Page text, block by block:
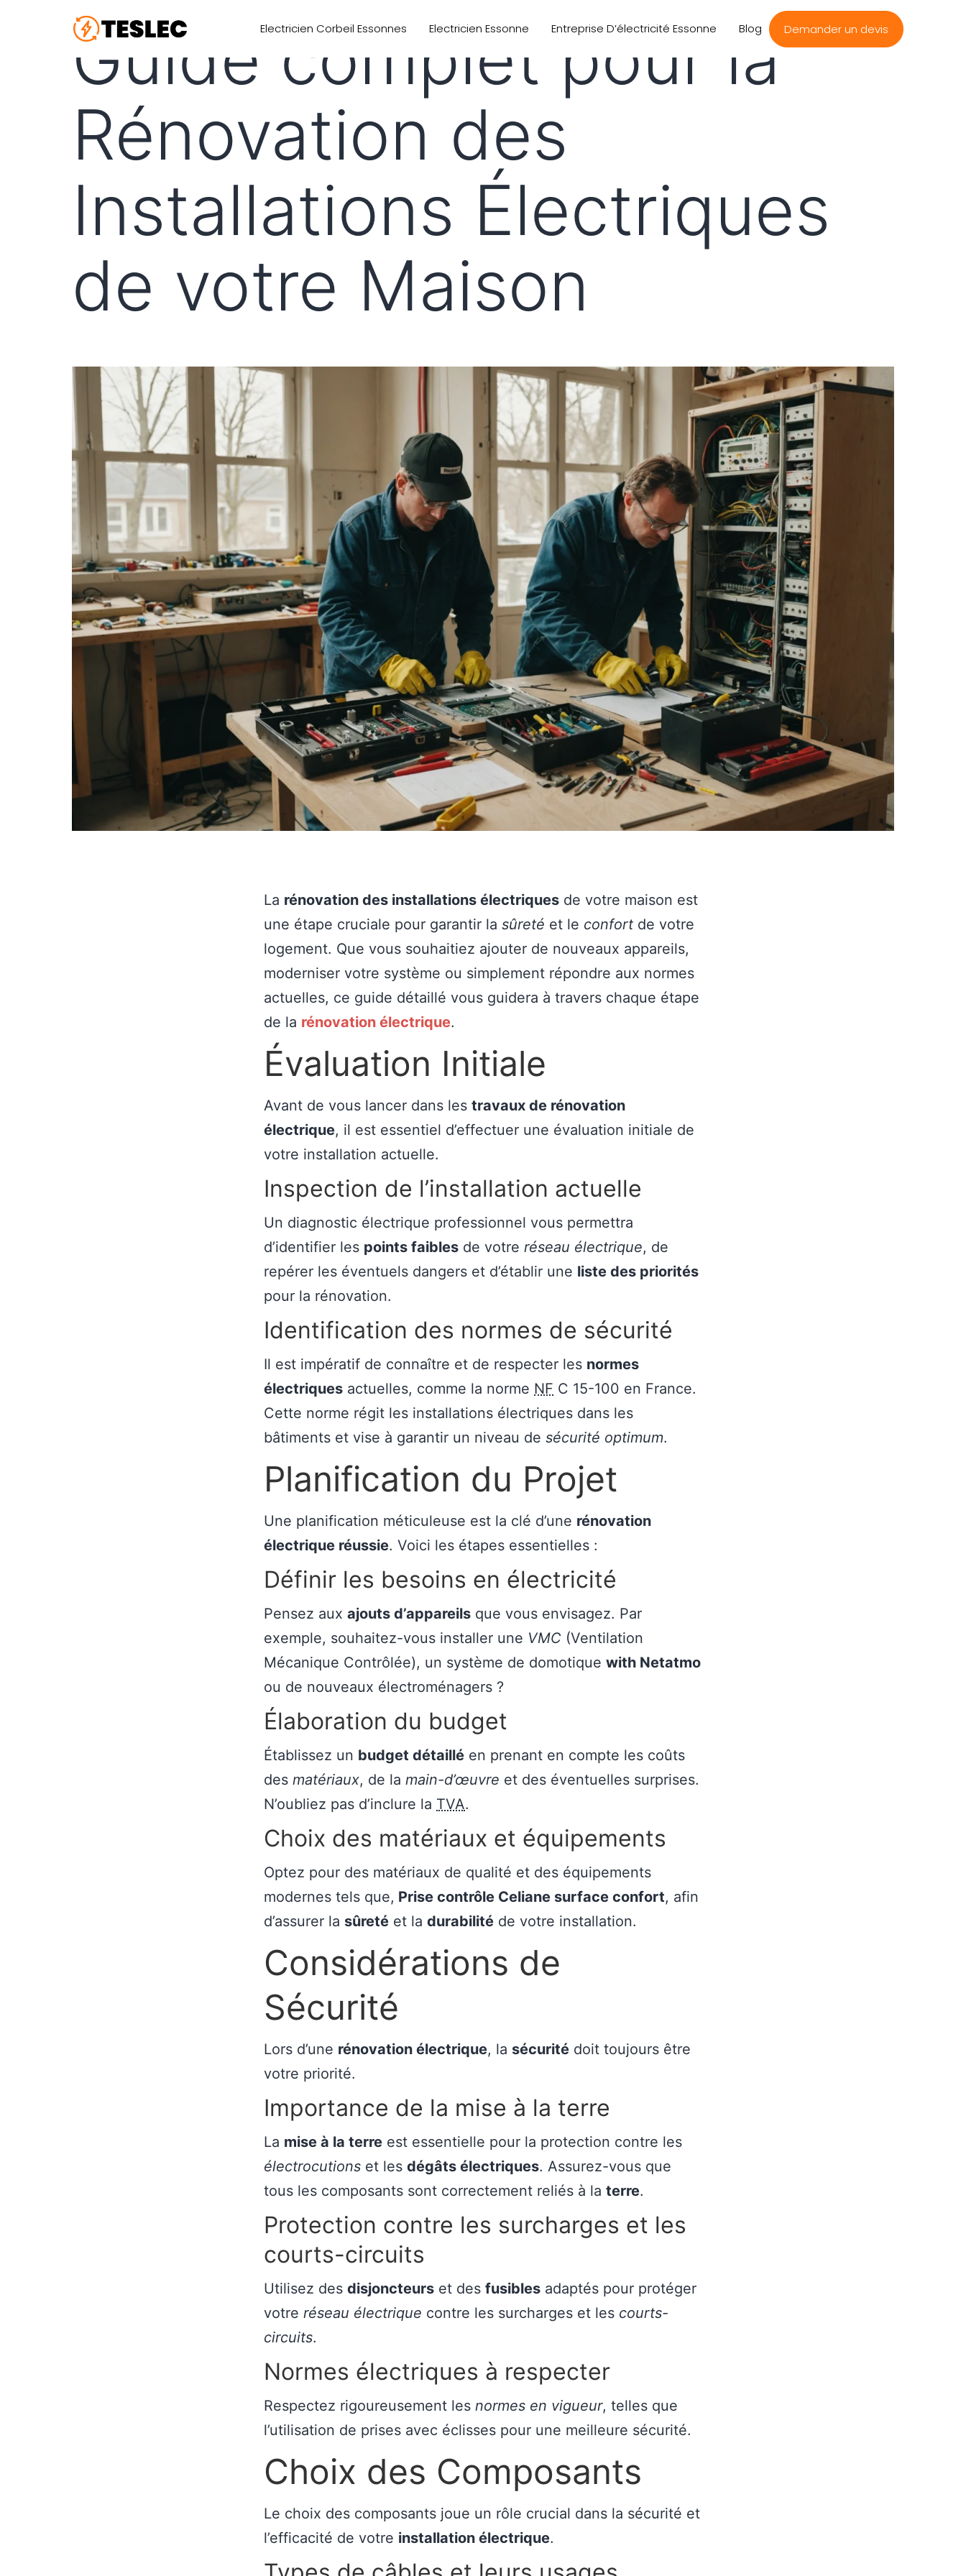
Electricien Corbeil Essonnes Electricien Essonne Entreprise D’électricité Essonne Blog Demander un devis
Guide complet pour la
Rénovation des
Installations Électriques
de votre Maison
La rénovation des installations électriques de votre maison est
une étape cruciale pour garantir la sûreté et le confort de votre
logement. Que vous souhaitiez ajouter de nouveaux appareils,
moderniser votre système ou simplement répondre aux normes
actuelles, ce guide détaillé vous guidera à travers chaque étape
de la rénovation électrique.
Évaluation Initiale
Avant de vous lancer dans les travaux de rénovation
électrique, il est essentiel d’effectuer une évaluation initiale de
votre installation actuelle.
Inspection de l’installation actuelle
Un diagnostic électrique professionnel vous permettra
d’identifier les points faibles de votre réseau électrique, de
repérer les éventuels dangers et d’établir une liste des priorités
pour la rénovation.
Identification des normes de sécurité
Il est impératif de connaître et de respecter les normes
électriques actuelles, comme la norme NF C 15-100 en France.
Cette norme régit les installations électriques dans les
bâtiments et vise à garantir un niveau de sécurité optimum.
Planification du Projet
Une planification méticuleuse est la clé d’une rénovation
électrique réussie. Voici les étapes essentielles :
Définir les besoins en électricité
Pensez aux ajouts d’appareils que vous envisagez. Par
exemple, souhaitez-vous installer une VMC (Ventilation
Mécanique Contrôlée), un système de domotique with Netatmo
ou de nouveaux électroménagers ?
Élaboration du budget
Établissez un budget détaillé en prenant en compte les coûts
des matériaux, de la main-d’œuvre et des éventuelles surprises.
N’oubliez pas d’inclure la TVA.
Choix des matériaux et équipements
Optez pour des matériaux de qualité et des équipements
modernes tels que, Prise contrôle Celiane surface confort, afin
d’assurer la sûreté et la durabilité de votre installation.
Considérations de
Sécurité
Lors d’une rénovation électrique, la sécurité doit toujours être
votre priorité.
Importance de la mise à la terre
La mise à la terre est essentielle pour la protection contre les
électrocutions et les dégâts électriques. Assurez-vous que
tous les composants sont correctement reliés à la terre.
Protection contre les surcharges et les
courts-circuits
Utilisez des disjoncteurs et des fusibles adaptés pour protéger
votre réseau électrique contre les surcharges et les courts-
circuits.
Normes électriques à respecter
Respectez rigoureusement les normes en vigueur, telles que
l’utilisation de prises avec éclisses pour une meilleure sécurité.
Choix des Composants
Le choix des composants joue un rôle crucial dans la sécurité et
l’efficacité de votre installation électrique.